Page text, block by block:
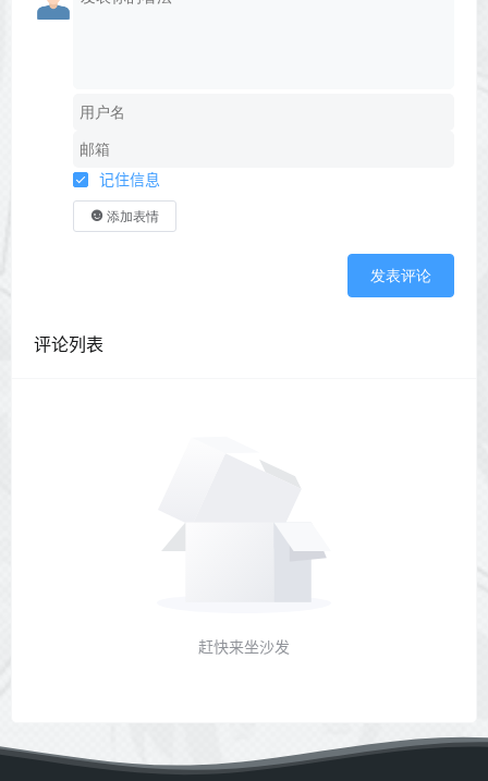
记住信息
添加表情
发表评论
评论列表
赶快来坐沙发